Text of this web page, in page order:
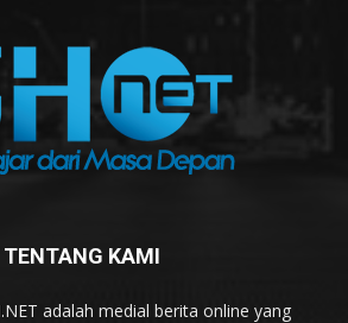
TENTANG KAMI
adalah medial berita online yang